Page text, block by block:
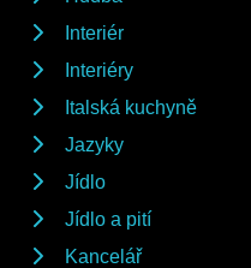
Interiér
Interiéry
Italská kuchyně
Jazyky
Jídlo
Jídlo a pití
Kancelář